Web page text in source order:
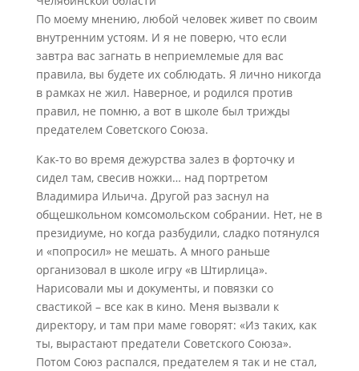
По моему мнению, любой человек живет по своим
внутренним устоям. И я не поверю, что если
завтра вас загнать в неприемлемые для вас
правила, вы будете их соблюдать. Я лично никогда
в рамках не жил. Наверное, и родился против
правил, не помню, а вот в школе был трижды
предателем Советского Союза.
Как-то во время дежурства залез в форточку и
сидел там, свесив ножки… над портретом
Владимира Ильича. Другой раз заснул на
общешкольном комсомольском собрании. Нет, не в
президиуме, но когда разбудили, сладко потянулся
и «попросил» не мешать. А много раньше
организовал в школе игру «в Штирлица».
Нарисовали мы и документы, и повязки со
свастикой – все как в кино. Меня вызвали к
директору, и там при маме говорят: «Из таких, как
ты, вырастают предатели Советского Союза».
Потом Союз распался, предателем я так и не стал,